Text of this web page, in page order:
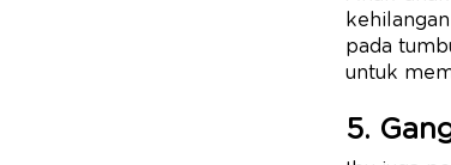
pada
untuk
5.